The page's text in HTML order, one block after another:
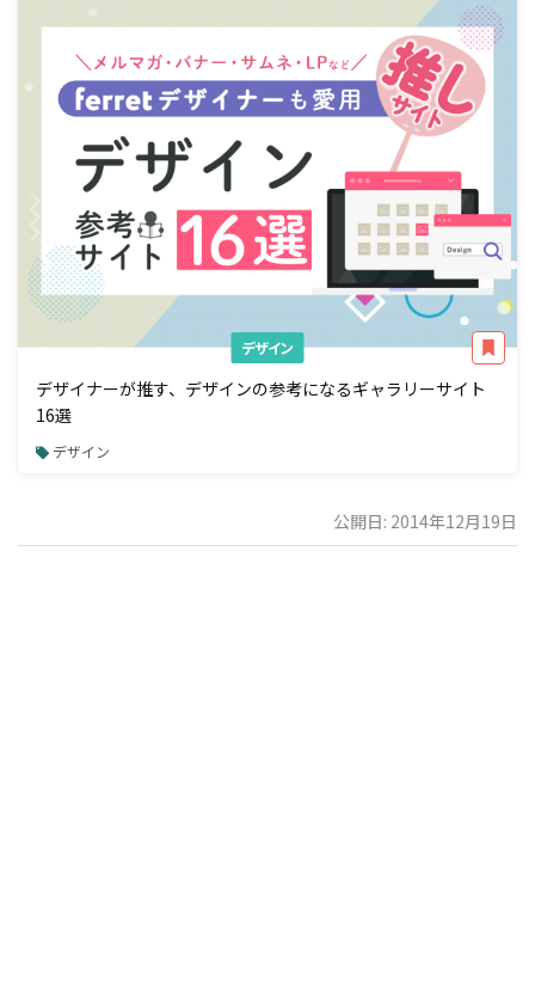
デザイン
デザイナーが推す、デザインの参考になるギャラリーサイト
16選
デザイン
公開日: 2014年12月19日